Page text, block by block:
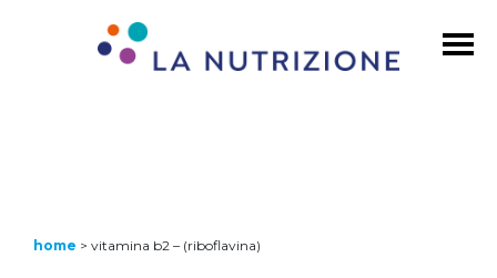
home > vitamina b2 – (riboflavina)